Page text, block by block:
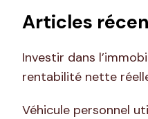
Articles
Investir dans
rentabilité nette
Véhicule personnel